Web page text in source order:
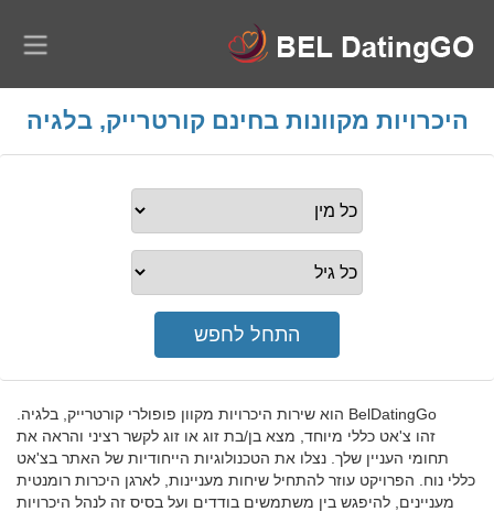
היכרויות מקוונות בחינם קורטרייק, בלגיה
BelDatingGo הוא שירות היכרויות מקוון פופולרי קורטרייק, בלגיה.
זהו צ'אט כללי מיוחד, מצא בן/בת זוג או זוג לקשר רציני והראה את
תחומי העניין שלך. נצלו את הטכנולוגיות הייחודיות של האתר בצ'אט
כללי נוח. הפרויקט עוזר להתחיל שיחות מעניינות, לארגן היכרות רומנטית
מעניינים, להיפגש בין משתמשים בודדים ועל בסיס זה לנהל היכרויות